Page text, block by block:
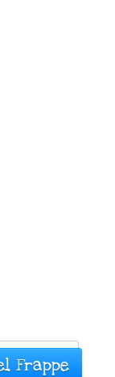
Frappe